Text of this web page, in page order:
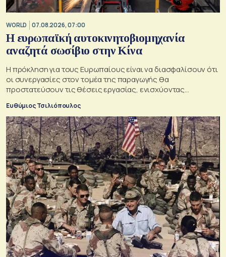
WORLD 07.08.2026, 07:00
Η ευρωπαϊκή αυτοκινητοβιομηχανία
αναζητά σωσίβιο στην Κίνα
Η πρόκληση για τους Ευρωπαίους είναι να διασφαλίσουν ότι
οι συνεργασίες στον τομέα της παραγωγής θα
προστατεύσουν τις θέσεις εργασίας, ενισχύοντας
παράλληλα τις αλυσίδες εφοδιασμού
Ευθύμιος Τσιλιόπουλος